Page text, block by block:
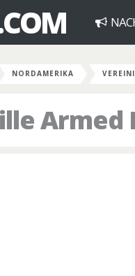
NORDAMERIKA
Armed